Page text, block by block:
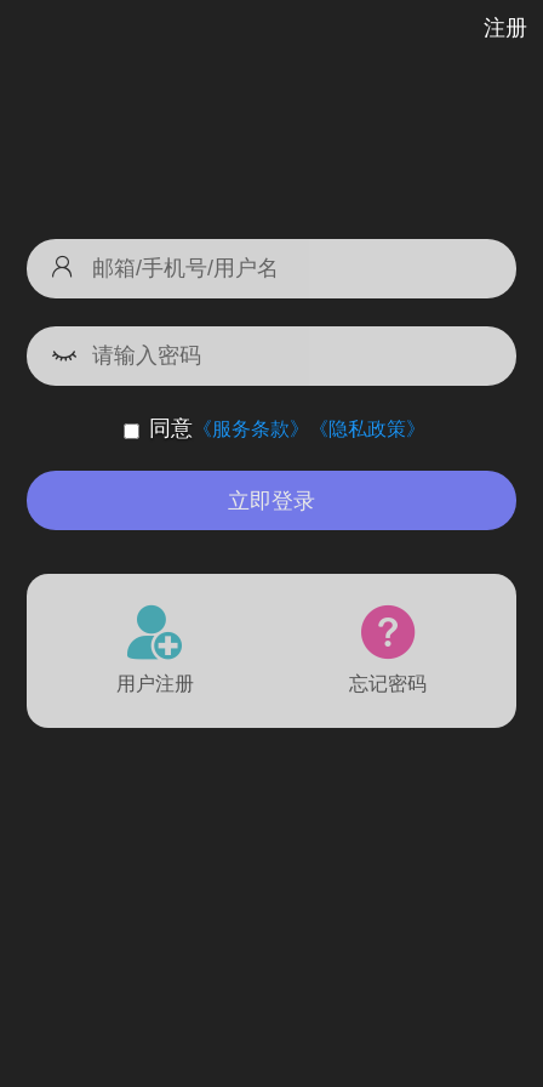
注册
同意《服务条款》 《隐私政策》
立即登录
用户注册 忘记密码